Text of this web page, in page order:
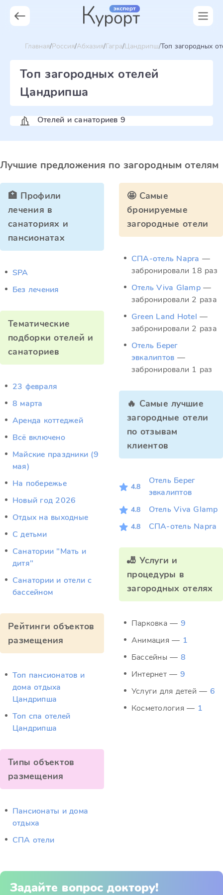
Главная Россия Абхазия Гагра Цандрипш Топ загородных
Топ загородных отелей
Цандрипша
Отелей и санаториев 9
Лучшие предложения по загородным отелям
🏥 Профили
лечения в
санаториях и
пансионатах
SPA
Без лечения
Тематические
подборки отелей и
санаториев
23 февраля
8 марта
Аренда коттеджей
Всё включено
Майские праздники (9
мая)
На побережье
Новый год 2026
Отдых на выходные
С детьми
Санатории "Мать и
дитя"
Санатории и отели с
бассейном
Рейтинги объектов
размещения
Топ пансионатов и
дома отдыха
Цандрипша
Топ спа отелей
Цандрипша
Типы объектов
размещения
Пансионаты и дома
отдыха
СПА отели
🤩 Самые
бронируемые
загородные отели
СПА-отель Napra —
забронировали 18 раз
Отель Viva Glamp —
забронировали 2 раза
Green Land Hotel —
забронировали 2 раза
Отель Берег
эвкалиптов —
забронировали 1 раз
🔥 Самые лучшие
загородные отели
по отзывам
клиентов
4.8
Отель Берег
эвкалиптов
4.8 Отель Viva Glamp
4.8 СПА-отель Napra
🎳 Услуги и
процедуры в
загородных отелях
Парковка — 9
Анимация — 1
Бассейны — 8
Интернет — 9
Услуги для детей — 6
Косметология — 1
Задайте вопрос доктору!